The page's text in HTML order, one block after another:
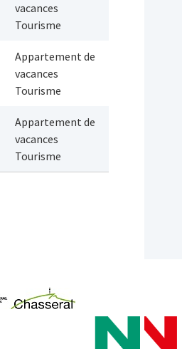
vacances
Tourisme
Appartement de
vacances
Tourisme
Appartement de
vacances
Tourisme